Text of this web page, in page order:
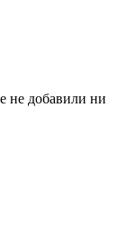
не добавили ни